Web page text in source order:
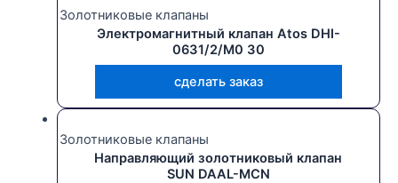
Золотниковые клапаны
Электромагнитный клапан Atos DHI-
0631/2/M0 30
сделать заказ
Золотниковые клапаны
Направляющий золотниковый клапан
SUN DAAL-MCN